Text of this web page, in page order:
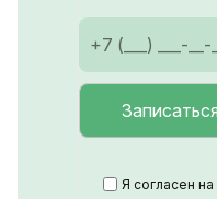
Я согласен на